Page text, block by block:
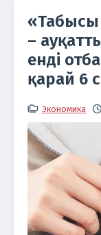
«Табысы
–
енді
қарай 6
Экономика